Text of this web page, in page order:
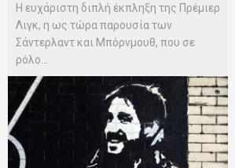
Η ευχάριστη διπλή έκπληξη της Πρέμιερ
Λιγκ, η ως τώρα παρουσία των
Σάντερλαντ και Μπόρνμουθ, που σε
ρόλο...